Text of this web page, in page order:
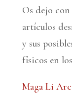
Os dejo
artículos
y sus
físicos en
Maga Li